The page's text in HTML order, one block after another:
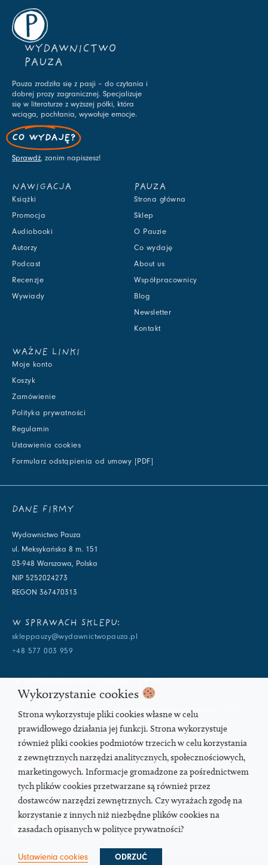
WYDAWNICTWO
PAUZA
Pauza zrodziła się z pasji – do czytania i
dobrej prozy zagranicznej. Specjalizuje
się w literaturze z wyższej półki, która
wciąga, pochłania, wywołuje emocje.
CO WYDAJĘ?
Sprawdź, zanim napiszesz!
NAWIGACJA
Książki
Promocja
Audiobooki
Autorzy
Podcast
Recenzje
Wywiady
PAUZA
Strona główna
Sklep
O Pauzie
Co wydaję
About us
Współpracownicy
Blog
Newsletter
Kontakt
WAŻNE LINKI
Moje konto
Koszyk
Zamówienie
Polityka prywatności
Regulamin
Ustawienia cookies
Formularz odstąpienia od umowy [PDF]
DANE FIRMY
Wydawnictwo Pauza
ul. Meksykańska 8 m. 151
03-948 Warszawa, Polska
NIP 5252024273
REGON 367470313
W SPRAWACH SKLEPU:
skleppauzy@wydawnictwopauza.pl
+48 577 003 959
info@wydawnictwopauza.pl
+48 501 177 119 (czynny w dni powszednie w godzinach 11-15,
proszę o wysłanie wiadomości SMS, gdybym nie odbierała)
SOCIAL MEDIA
PODCAST
Wykorzystanie cookies
Strona wykorzystuje pliki cookies własne w celu
prawidłowego działania jej funkcji. Strona wykorzystuje
również pliki cookies podmiotów trzecich w celu korzystania
z zewnętrznych narzędzi analitycznych, społecznościowych,
marketingowych. Informacje gromadzone za pośrednictwem
tych plików cookies przetwarzane są również przez
dostawców narzędzi zewnętrznych. Czy wyrażach zgodę na
korzystanie z innych niż niezbędne plików cookies na
zasadach opisanych w polityce prywatności?
Ustawienia cookies ODRZUĆ